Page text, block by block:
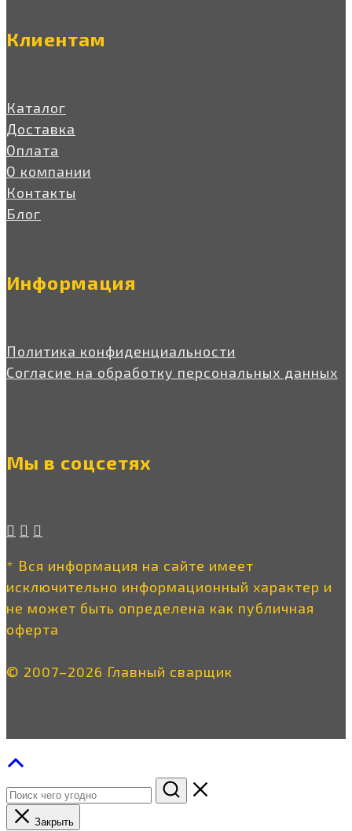
Клиентам
Каталог
Доставка
Оплата
О компании
Контакты
Блог
Информация
Политика конфиденциальности
Согласие на обработку персональных данных
Мы в соцсетях
* Вся информация на сайте имеет
исключительно информационный характер и
не может быть определена как публичная
оферта
© 2007–2026 Главный сварщик
Закрыть